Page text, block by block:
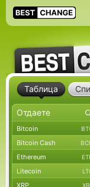
Таблица
Bitcoin
Bitcoin Cash
Ethereum
Litecoin
XRP